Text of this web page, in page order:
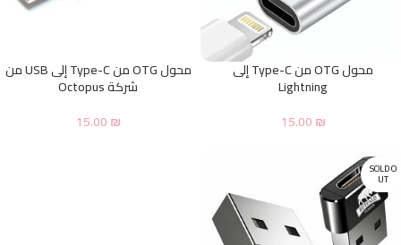
محول OTG من Type-C إلى
Lightning
15.00₪
محول OTG من Type-C إلى USB من
شركة Octopus
15.00₪
SOLD O
UT